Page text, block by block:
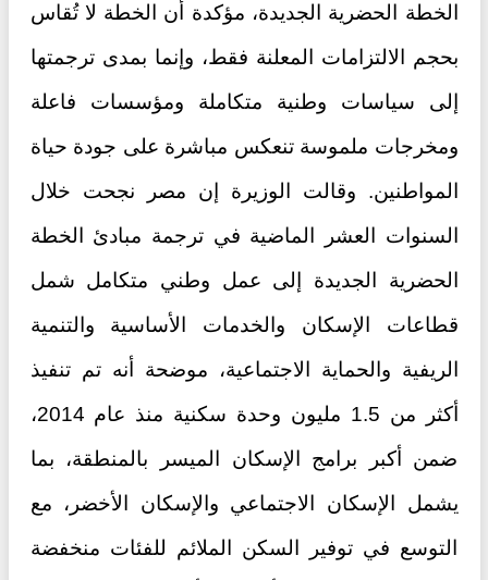
الخطة الحضرية الجديدة، مؤكدة أن الخطة لا تُقاس
بحجم الالتزامات المعلنة فقط، وإنما بمدى ترجمتها
إلى سياسات وطنية متكاملة ومؤسسات فاعلة
ومخرجات ملموسة تنعكس مباشرة على جودة حياة
المواطنين. وقالت الوزيرة إن مصر نجحت خلال
السنوات العشر الماضية في ترجمة مبادئ الخطة
الحضرية الجديدة إلى عمل وطني متكامل شمل
قطاعات الإسكان والخدمات الأساسية والتنمية
الريفية والحماية الاجتماعية، موضحة أنه تم تنفيذ
أكثر من 1.5 مليون وحدة سكنية منذ عام 2014،
ضمن أكبر برامج الإسكان الميسر بالمنطقة، بما
يشمل الإسكان الاجتماعي والإسكان الأخضر، مع
التوسع في توفير السكن الملائم للفئات منخفضة